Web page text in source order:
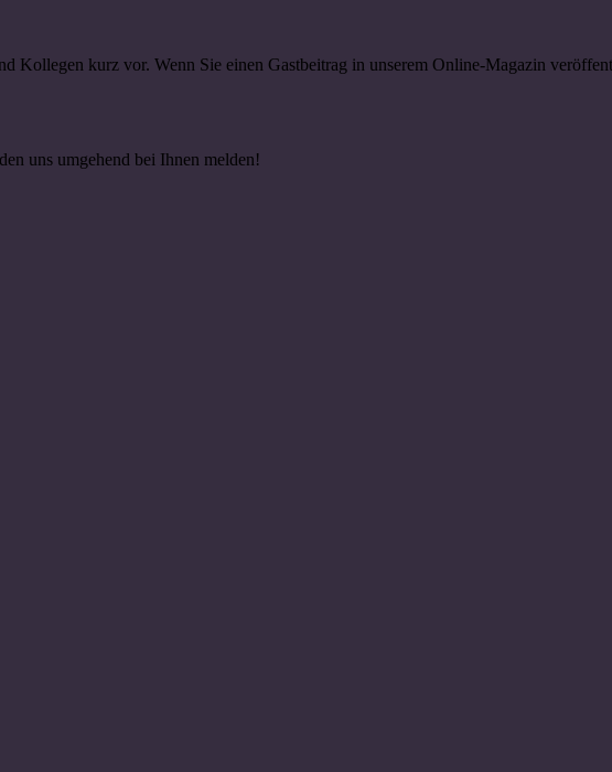
Kollegen kurz vor. Wenn Sie einen Gastbeitrag in unserem Online-Magazin
uns umgehend bei Ihnen melden!